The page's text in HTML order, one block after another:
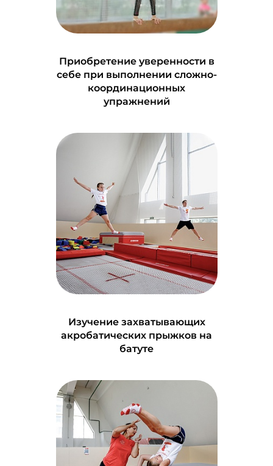
Приобретение уверенности в
себе при выполнении сложно-
координационных
упражнений
Изучение захватывающих
акробатических прыжков на
батуте